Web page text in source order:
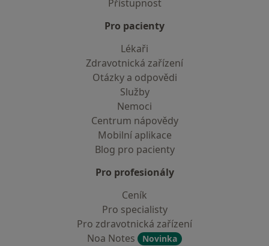
Přístupnost
Pro pacienty
Lékaři
Zdravotnická zařízení
Otázky a odpovědi
Služby
Nemoci
Centrum nápovědy
Mobilní aplikace
Blog pro pacienty
Pro profesionály
Ceník
Pro specialisty
Pro zdravotnická zařízení
Noa Notes
Novinka